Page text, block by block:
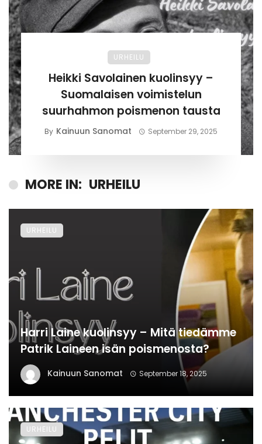
URHEILU
Heikki Savolainen kuolinsyy –
Suomalaisen voimistelun
suurhahmon poismenon tausta
By Kainuun Sanomat September 29, 2025
MORE IN: URHEILU
Harri Laine kuolinsyy – Mitä tiedämme
Patrik Laineen isän poismenosta?
Kainuun Sanomat September 18, 2025
URHEILU
URHEILU